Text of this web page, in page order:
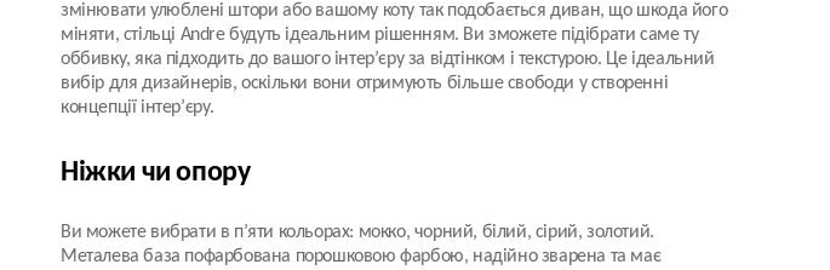
змінювати улюблені штори або вашому коту так подобається диван, що шкода його
міняти, стільці Andre будуть ідеальним рішенням. Ви зможете підібрати саме ту
оббивку, яка підходить до вашого інтер’єру за відтінком і текстурою. Це ідеальний
вибір для дизайнерів, оскільки вони отримують більше свободи у створенні
концепції інтер’єру.
Ніжки чи опору
Ви можете вибрати в п’яти кольорах: мокко, чорний, білий, сірий, золотий.
Металева база пофарбована порошковою фарбою, надійно зварена та має